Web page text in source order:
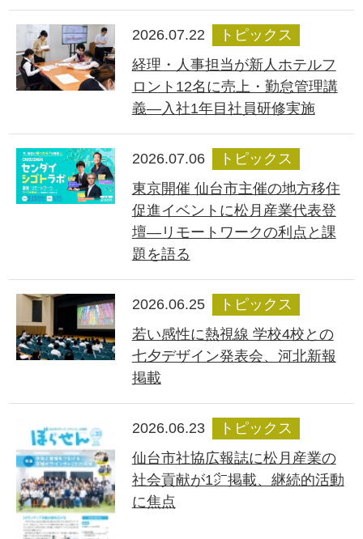
2026.07.22
トピックス
経理・人事担当が新人ホテルフ
ロント12名に売上・勤怠管理講
義―入社1年目社員研修実施
2026.07.06
トピックス
東京開催 仙台市主催の地方移住
促進イベントに松月産業代表登
壇―リモートワークの利点と課
題を語る
2026.06.25
トピックス
若い感性に熱視線 学校4校との
七夕デザイン発表会、河北新報
掲載
2026.06.23
トピックス
仙台市社協広報誌に松月産業の
社会貢献が1㌻掲載、継続的活動
に焦点